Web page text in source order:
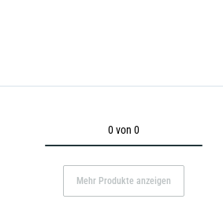
0 von 0
Mehr Produkte anzeigen